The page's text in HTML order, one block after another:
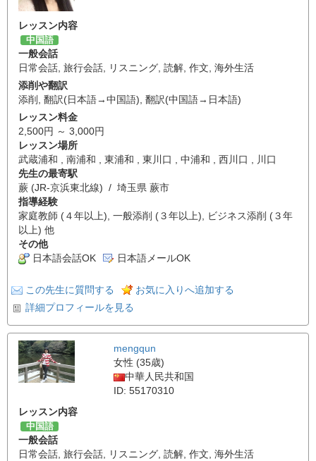
レッスン内容
中国語
一般会話
日常会話 旅行会話 リスニング 読解 作文 海外生活
添削や翻訳
添削
翻訳(日本語→中国語) 翻訳(中国語→日本語)
レッスン料金
2,500円 ～ 3,000円
レッスン場所
武蔵浦和 , 南浦和 , 東浦和 , 東川口 , 中浦和 , 西川口 , 川口
先生の最寄駅
蕨 (JR-京浜東北線) / 埼玉県 蕨市
指導経験
家庭教師 (４年以上), 一般添削 (３年以上), ビジネス添削 (３年
以上) 他
その他
日本語会話OK
日本語メールOK
この先生に質問する
お気に入りへ追加する
詳細プロフィールを見る
mengqun
女性 (35歳)
中華人民共和国
ID: 55170310
レッスン内容
中国語
一般会話
日常会話, 旅行会話, リスニング, 読解, 作文, 海外生活